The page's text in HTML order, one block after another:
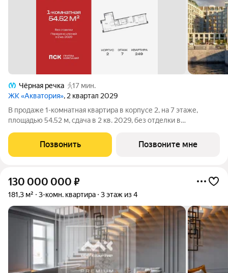
Чёрная речка
17 мин.
ЖК «Акватория», 2 квартал 2029
В продаже 1-комнатная квартира в корпусе 2, на 7 этаже,
площадью 54.52 м, сдача в 2 кв. 2029, без отделки в
Премиальный дом «Акватория», возводимый на Выборгской
набережной у Кантемировского моста -
Позвонить Позвоните мне
130 000 000 ₽
181,3 м² 3-комн. квартира 3 этаж из 4